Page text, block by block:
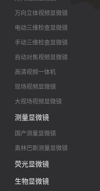
万向立体视频显微镜
电动三维检查显微镜
手动三维检查显微镜
自动对焦视频显微镜
高清视频一体机
现场视频显微镜
大视场视频显微镜
大景深视频显微镜
高清镜头
测量显微镜
国产测量显微镜
奥林巴斯测量显微镜
荧光显微镜
生物显微镜